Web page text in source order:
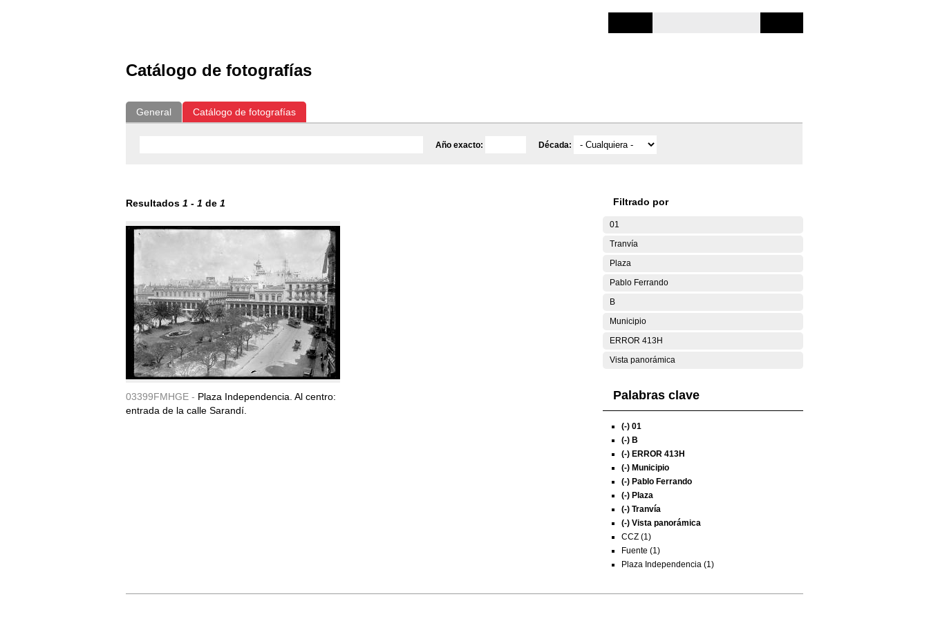
Catálogo de fotografías
General Catálogo de fotografías
Año exacto: Década:
Resultados 1 - 1 de 1
03399FMHGE - Plaza Independencia. Al centro:
entrada de la calle Sarandí.
Filtrado por
01
Tranvía
Plaza
Pablo Ferrando
B
Municipio
ERROR 413H
Vista panorámica
Palabras clave
(-) 01
(-) B
(-) ERROR 413H
(-) Municipio
(-) Pablo Ferrando
(-) Plaza
(-) Tranvía
(-) Vista panorámica
CCZ (1)
Fuente (1)
Plaza Independencia (1)